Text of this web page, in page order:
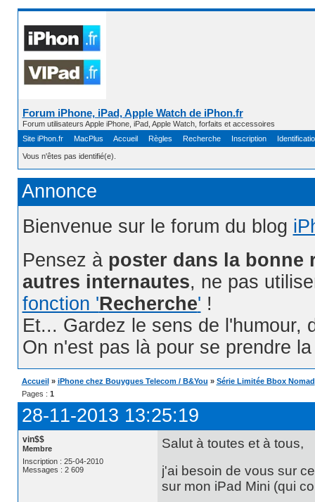
Forum iPhone, iPad, Apple Watch de iPhon.fr
Forum utilisateurs Apple iPhone, iPad, Apple Watch, forfaits et accessoires
Site iPhon.fr
MacPlus Accueil Règles Recherche Inscription
Vous n'êtes pas identifié(e).
Annonce
Bienvenue sur le forum du blog
Pensez à poster dans la bonne
autres internautes, ne pas
fonction 'Recherche' !
Et... Gardez le sens de l'humour,
On n'est pas là pour se prendre
Accueil » iPhone chez Bouygues Telecom / B&You » Série Limitée Bbox Nomad
Pages : 1
28-11-2013 13:25:19
vin$$
Membre
Inscription : 25-04-2010
Messages : 2 609
Salut à toutes et à tous,
j'ai besoin de vous sur
sur mon iPad Mini (qui